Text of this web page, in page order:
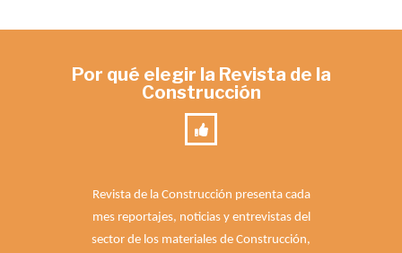
Por qué elegir la Revista de la
Construcción
Revista de la Construcción presenta cada
mes reportajes, noticias y entrevistas del
sector de los materiales de Construcción,